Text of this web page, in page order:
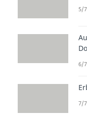
5/
6/
7/